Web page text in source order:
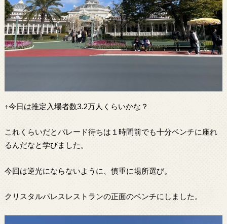
↑今日は推定入場者数3.2万人くらいかな？
これくらいだとパレード待ちは１時間前でも十分ベンチに座れ
るんだなと学びました。
今回は逆光にならないように、慎重に場所選び。
クリスタルパレスレストランの正面のベンチにしました。